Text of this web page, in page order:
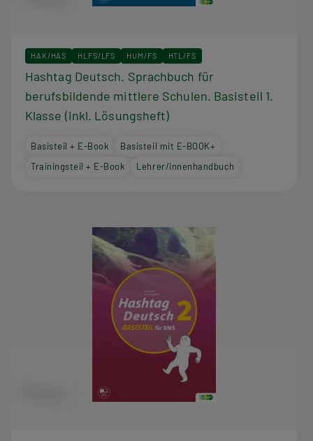
HAK/HAS HLFS/LFS HUM/FS HTL/FS
Hashtag Deutsch. Sprachbuch für
berufsbildende mittlere Schulen. Basisteil 1.
Klasse (inkl. Lösungsheft)
Basisteil + E-Book
Basisteil mit E-BOOK+
Trainingsteil + E-Book
Lehrer/innenhandbuch